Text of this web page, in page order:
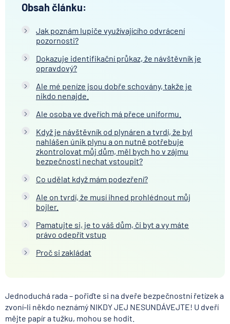
Obsah článku:
Jak poznám lupiče využívajícího odvrácení
pozornosti?
Dokazuje identifikační průkaz, že návštěvník je
opravdový?
Ale mé peníze jsou dobře schovány, takže je
nikdo nenajde.
Ale osoba ve dveřích má přece uniformu.
Když je návštěvník od plynáren a tvrdí, že byl
nahlášen únik plynu a on nutně potřebuje
zkontrolovat můj dům, měl bych ho v zájmu
bezpečnosti nechat vstoupit?
Co udělat když mám podezření?
Ale on tvrdí, že musí ihned prohlédnout můj
bojler.
Pamatujte si, je to váš dům, či byt a vy máte
právo odepřít vstup
Proč si zakládat
Jednoduchá rada – pořiďte si na dveře bezpečnostní řetízek a
zvoní-li někdo neznámý NIKDY JEJ NESUNDÁVEJTE! U dveří
mějte papír a tužku, mohou se hodit.